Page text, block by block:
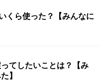
くら使った？【みんなに
てしたいことは？【み
】